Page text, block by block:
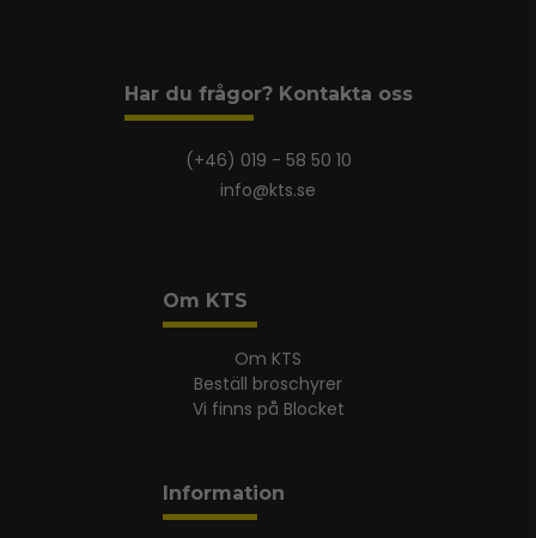
Har du frågor? Kontakta oss
(+46) 019 - 58 50 10
info@kts.se
Om KTS
Om KTS
Beställ broschyrer
Vi finns på Blocket
Information